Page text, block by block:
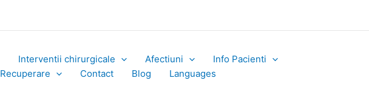
Interventii chirurgicale Afectiuni
Info Pacienti
Recuperare Contact Blog Languages